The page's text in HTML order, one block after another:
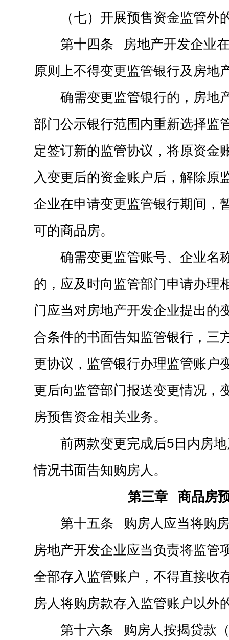
（七）开展预售资金监管外
第十四条 房地产开发企业
原则上不得变更监管银行及房地
确需变更监管银行的，房地
部门公示银行范围内重新选择监
定签订新的监管协议，将原资金
入变更后的资金账户后，解除原
企业在申请变更监管银行期间，
可的商品房。
确需变更监管账号、企业名
的，应及时向监管部门申请办理
门应当对房地产开发企业提出的
合条件的书面告知监管银行，三
更协议，监管银行办理监管账户
更后向监管部门报送变更情况，
房预售资金相关业务。
前两款变更完成后5日内房
情况书面告知购房人。
第三章 商品房
第十五条 购房人应当将购
房地产开发企业应当负责将监管
全部存入监管账户，不得直接收
房人将购房款存入监管账户以外
第十六条 购房人按揭贷款